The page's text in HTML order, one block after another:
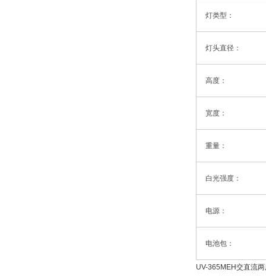
灯类型：
灯头直径：
高度：
宽度：
重量：
白光强度：
电源：
电池包：
UV-365MEH交直流